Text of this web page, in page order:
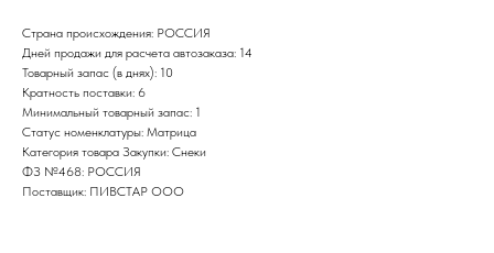
Страна происхождения: РОССИЯ
Дней продажи для расчета автозаказа: 14
Товарный запас (в днях): 10
Кратность поставки: 6
Минимальный товарный запас: 1
Статус номенклатуры: Матрица
Категория товара Закупки: Снеки
ФЗ №468: РОССИЯ
Поставщик: ПИВСТАР ООО